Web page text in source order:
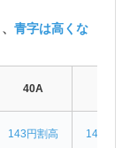
、 青字は高くな
40A
143円割高 143円割